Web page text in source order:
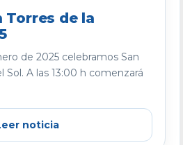
Torres de la
de 2025 celebramos San
Sol. A las 13:00 h comenzará
noticia